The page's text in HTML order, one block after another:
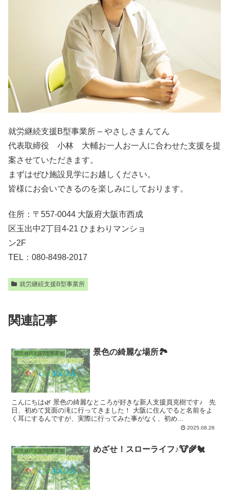
就労継続支援B型事業所 – やさしさまんてん
代表取締役 小林 大輔お一人お一人に合わせた支援を提
案させていただきます。
まずはぜひ施設見学にお越しください。
皆様にお会いできるのを楽しみにしております。
住所：〒557-0044 大阪府大阪市西成
区玉出中2丁目4-21 ひまわりマンショ
ン2F
TEL：080-8498-2017
就労継続支援B型事業所
関連記事
就労継続支援B型事業所 景色の綺麗な場所🏞️
こんにちは🌿 景色の綺麗なところが好きな新人支援員克樹です♪ 先
日、初めて箕面の滝に行ってきました！ 大阪に住んでると名前をよ
く耳にするんですが、実際に行ってみた事がなく、初め...
2025.08.26
就労継続支援B型事業所 めざせ！スローライフ♪🐮🌾🐔